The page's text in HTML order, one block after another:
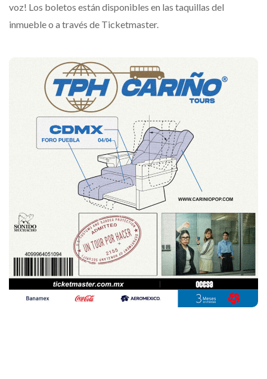
voz! Los boletos están disponibles en las taquillas del
inmueble o a través de Ticketmaster.